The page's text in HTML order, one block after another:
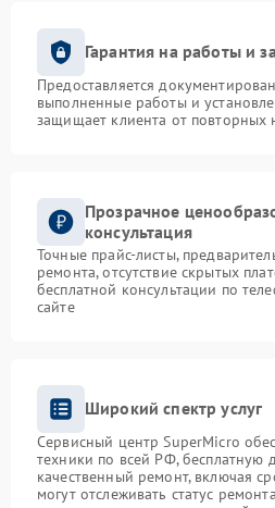
Гарантия на работы и
Предоставляется
выполненные работы и
защищает клиента от повторных
Прозрачное
консультация
Точные прайс-листы,
ремонта, отсутствие скрытых
бесплатной консультации по
сайте
Широкий спектр услуг
Сервисный центр SuperMicro
техники по всей РФ, бесплатную
качественный ремонт, включая
могут отслеживать статус